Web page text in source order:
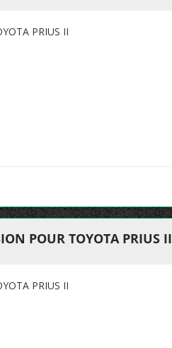
PRIUS II
POUR TOYOTA PRIUS II
PRIUS II